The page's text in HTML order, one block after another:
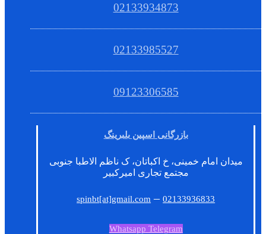
02133934873
02133985527
09123306585
بازرگانی اسپین بلبرینگ
میدان امام خمینی، خ اکباتان، ک ناظم الاطبا جنوبی
مجتمع تجاری امیرکبیر
spinbt[at]gmail.com –02133936833
Whatsapp Telegram